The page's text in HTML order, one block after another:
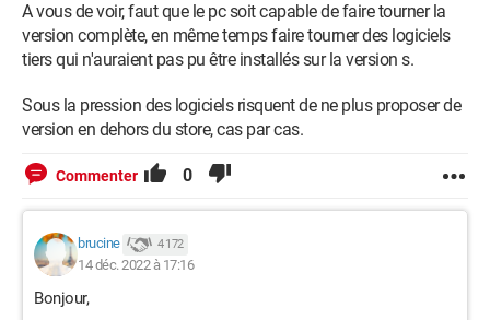
A vous de voir, faut que le pc soit capable de faire tourner la
version complète, en même temps faire tourner des logiciels
tiers qui n'auraient pas pu être installés sur la version s.
Sous la pression des logiciels risquent de ne plus proposer de
version en dehors du store, cas par cas.
Commenter 0
brucine 4 172
14 déc. 2022 à 17:16
Bonjour,